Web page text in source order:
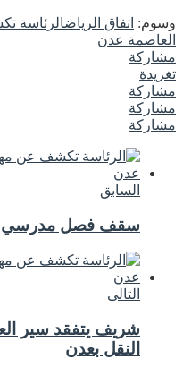
وسوم: اتفاق الرياضالرئاسة
العاصمة عدن
مشاركة
تغريدة
مشاركة
مشاركة
مشاركة
السابق
سقف فصل مدرسي
التالى
شريف يتفقد سير
النقل بعدن